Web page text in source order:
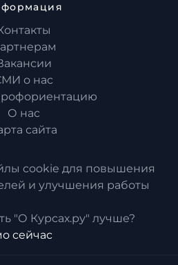
о нас
О нас
сайта
cookie для повышения
и улучшения работы
"О Курсах.ру" лучше?
сейчас